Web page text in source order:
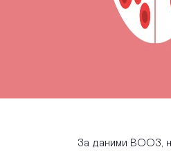
За даними ВООЗ,